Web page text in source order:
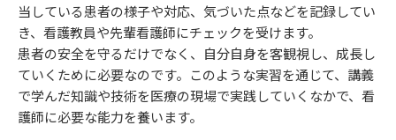
当している患者の様子や対応、気づいた点などを記録してい
き、看護教員や先輩看護師にチェックを受けます。
患者の安全を守るだけでなく、自分自身を客観視し、成長し
ていくために必要なのです。このような実習を通じて、講義
で学んだ知識や技術を医療の現場で実践していくなかで、看
護師に必要な能力を養います。